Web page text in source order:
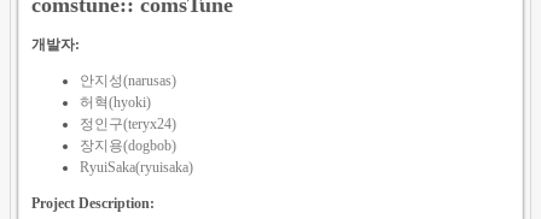
개발자:
안지성(narusas)
허혁(hyoki)
정인구(teryx24)
장지용(dogbob)
RyuiSaka(ryuisaka)
Project Description: